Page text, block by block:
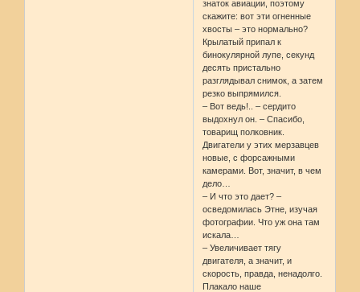
знаток авиации, поэтому
скажите: вот эти огненные
хвосты – это нормально?
Крылатый припал к
бинокулярной лупе, секунд
десять пристально
разглядывал снимок, а затем
резко выпрямился.
– Вот ведь!.. – сердито
выдохнул он. – Спасибо,
товарищ полковник.
Двигатели у этих мерзавцев
новые, с форсажными
камерами. Вот, значит, в чем
дело…
– И что это дает? –
осведомилась Этне, изучая
фотографии. Что уж она там
искала…
– Увеличивает тягу
двигателя, а значит, и
скорость, правда, ненадолго.
Плакало наше